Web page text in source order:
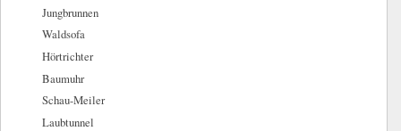
Jungbrunnen
Waldsofa
Hörtrichter
Baumuhr
Schau-Meiler
Laubtunnel